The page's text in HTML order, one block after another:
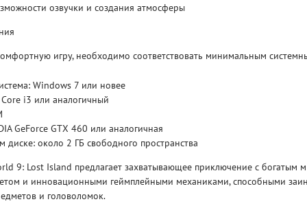
озвучки и создания атмосферы
игру, необходимо соответствовать минимальным
Windows 7 или новее
i3 или аналогичный
GeForce GTX 460 или аналогичная
диске: около 2 ГБ свободного пространства
9: Lost Island предлагает захватывающее приключение с богатым
и инновационными геймплейными механиками, способными
и головоломок.
V RISING